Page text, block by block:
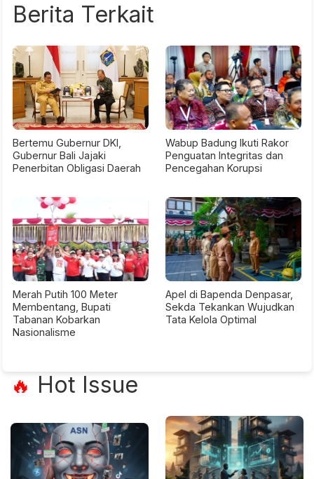
Berita Terkait
Bertemu Gubernur DKI,
Gubernur Bali Jajaki
Penerbitan Obligasi Daerah
Wabup Badung Ikuti Rakor
Penguatan Integritas dan
Pencegahan Korupsi
Merah Putih 100 Meter
Membentang, Bupati
Tabanan Kobarkan
Nasionalisme
Apel di Bapenda Denpasar,
Sekda Tekankan Wujudkan
Tata Kelola Optimal
🔥 Hot Issue